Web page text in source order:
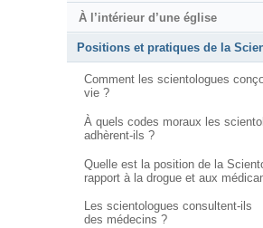
À l’intérieur d’une église
Positions et pratiques de la
Comment les scientologues
vie ?
À quels codes moraux les
adhèrent-ils ?
Quelle est la position de la
rapport à la drogue et aux
Les scientologues consultent-ils
des médecins ?